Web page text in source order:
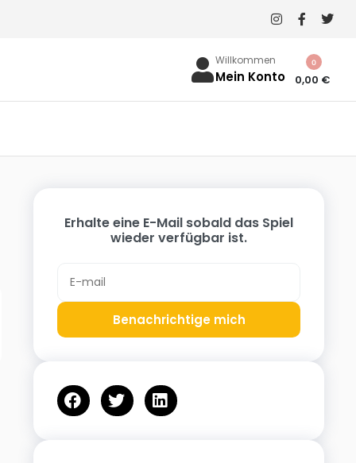
Willkommen
Mein Konto 0,00 €
0
Erhalte eine E-Mail sobald das Spiel
wieder verfügbar ist.
Benachrichtige mich